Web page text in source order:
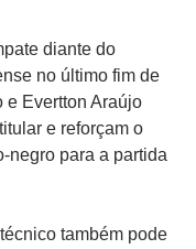
diante do
no último fim de
e Evertton Araújo
e reforçam o
negro para a partida
também pode